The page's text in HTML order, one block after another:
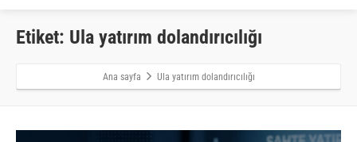
Etiket: Ula yatırım dolandırıcılığı
Ana sayfa Ula yatırım dolandırıcılığı